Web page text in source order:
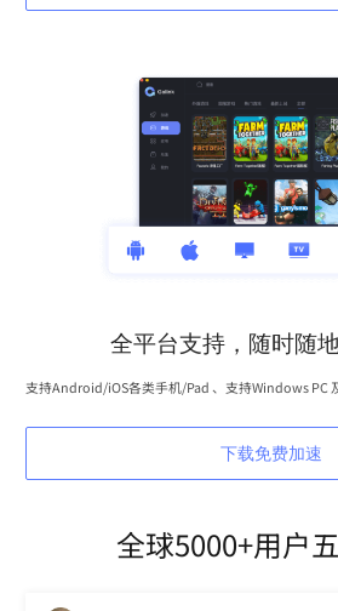
全平台支持，随时随
支持Android/iOS各类手机/Pad 、支持Windows PC
下载免费加速
全球5000+用户